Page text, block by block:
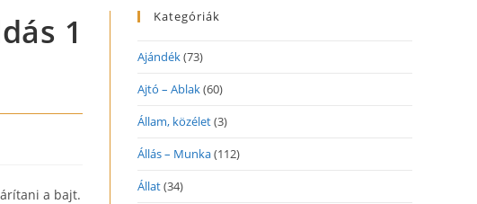
1
a bajt.
Kategóriák
Ajándék(73)
Ajtó – Ablak(60)
Állam, közélet(3)
Állás – Munka(112)
Állat(34)